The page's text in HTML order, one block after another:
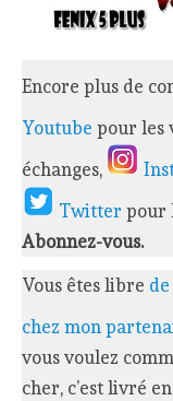
Encore plus de
Youtube pour les
échanges,
Twitterpour
Abonnez-vous.
Vous êtes libre
chez mon
vous voulez
cher, c’est livré